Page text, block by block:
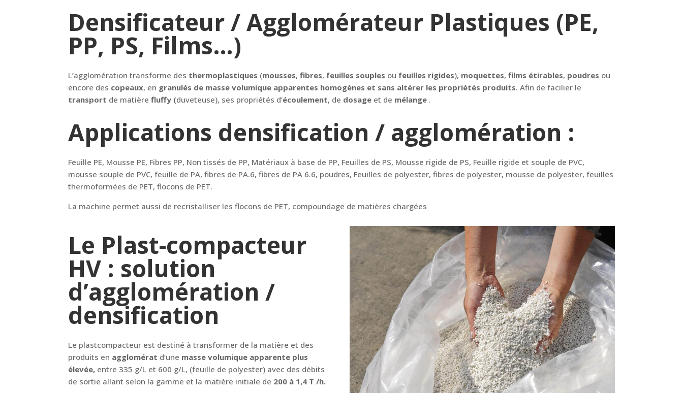
Densificateur / Agglomérateur Plastiques (PE,
PP, PS, Films…)
L’agglomération transforme des thermoplastiques (mousses,fibres, feuilles souples ou feuilles rigides), moquettes,films étirables, poudres ou
encore des copeaux, en granulés de masse volumique apparentes homogènes et sans altérer les propriétés produits. Afin de facilier le
transport de matièrefluffy (duveteuse), ses propriétés d’écoulement, de dosage et de mélange .
Applications densification / agglomération :
Feuille PE, Mousse PE, Fibres PP, Non tissés de PP, Matériaux à base de PP, Feuilles de PS, Mousse rigide de PS, Feuille rigide et souple de PVC,
mousse souple de PVC, feuille de PA, fibres de PA.6, fibres de PA 6.6, poudres, Feuilles de polyester, fibres de polyester, mousse de polyester, feuilles
thermoformées de PET, flocons de PET.
La machine permet aussi de recristalliser les flocons de PET, compoundage de matières chargées
Le Plast-compacteur
HV : solution
d’agglomération /
densification
Le plastcompacteur est destiné à transformer de la matière et des
produits en agglomérat d’une masse volumique apparente plus
élevée, entre 335 g/L et 600 g/L, (feuille de polyester) avec des débits
de sortie allant selon la gamme et la matière initiale de 200 à 1,4 T /h.